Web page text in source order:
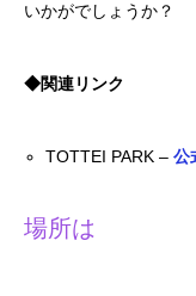
いかがでしょうか？
◆関連リンク
TOTTEI PARK –公
場所は